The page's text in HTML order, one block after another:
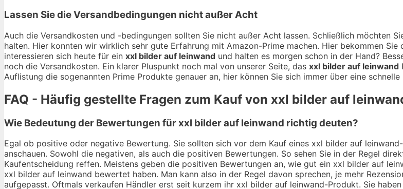
Lassen Sie die Versandbedingungen nicht außer Acht
Auch die Versandkosten und -bedingungen sollten Sie nicht außer Acht lassen. Schließlich möchten
halten. Hier konnten wir wirklich sehr gute Erfahrung mit Amazon-Prime machen. Hier bekommen
interessieren sich heute für ein xxl bilder auf leinwand und halten es morgen schon in der Hand?
noch die Versandkosten. Ein klarer Pluspunkt noch mal von unserer Seite, das xxl bilder auf leinwand
Auflistung die sogenannten Prime Produkte genauer an, hier können Sie sich immer über eine
FAQ - Häufig gestellte Fragen zum Kauf von xxl bilder auf
Wie Bedeutung der Bewertungen für xxl bilder auf leinwand richtig deuten?
Egal ob positive oder negative Bewertung. Sie sollten sich vor dem Kauf eines xxl bilder auf
anschauen. Sowohl die negativen, als auch die positiven Bewertungen. So sehen Sie in der Regel
Kaufentscheidung reffen. Meistens geben die positiven Bewertungen an, wie gut ein xxl bilder auf
xxl bilder auf leinwand bewertet haben. Man kann also in der Regel davon sprechen, je mehr
aufgepasst. Oftmals verkaufen Händler erst seit kurzem ihr xxl bilder auf leinwand-Produkt. Sie